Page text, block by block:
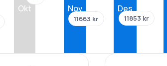
Okt Nov
11663 kr
Des
11853 kr